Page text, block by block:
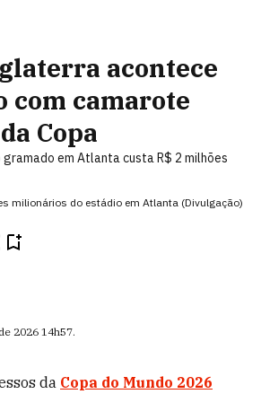
acontece
com camarote
Copa
em Atlanta custa R$ 2 milhões
milionários do estádio em Atlanta (Divulgação)
2026 14h57.
da Copa do Mundo 2026